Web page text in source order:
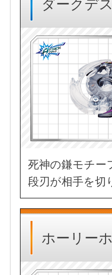
ダークデ
死神の鎌モチー
段刃が相手を切
ホーリー